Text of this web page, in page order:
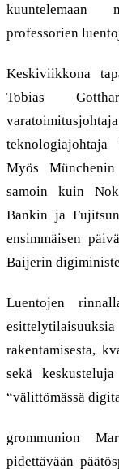
kuuntelemaan
professorien
Keskiviikkona
Tobias
Myös
samoin kuin
Bankin ja
ensimmäisen
Baijerin
Luentojen
rakentamisesta,
sekä
“välittömässä
grommunion
pidettävään